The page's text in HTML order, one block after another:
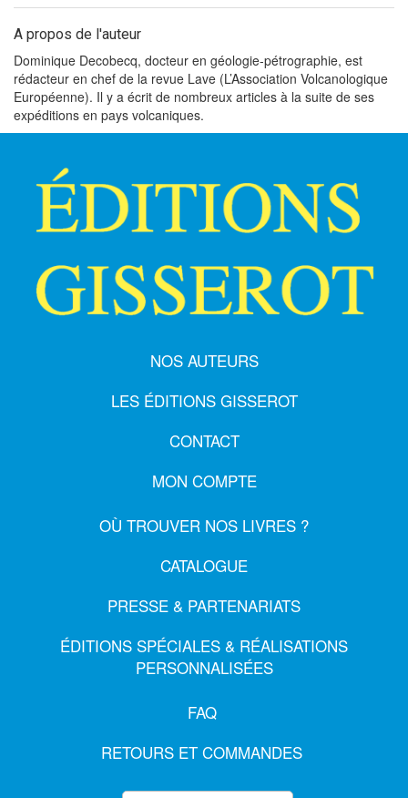
A propos de l'auteur
Dominique Decobecq, docteur en géologie-pétrographie, est
rédacteur en chef de la revue Lave (L’Association Volcanologique
Européenne). Il y a écrit de nombreux articles à la suite de ses
expéditions en pays volcaniques.
NOS AUTEURS
LES ÉDITIONS GISSEROT
CONTACT
MON COMPTE
OÙ TROUVER NOS LIVRES ?
CATALOGUE
PRESSE & PARTENARIATS
ÉDITIONS SPÉCIALES & RÉALISATIONS
PERSONNALISÉES
FAQ
RETOURS ET COMMANDES